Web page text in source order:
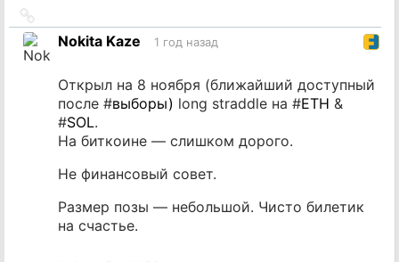
на
источник
Nokita Kaze 1 год назад
Открыл на 8 ноября (ближайший доступный
после #выборы) long straddle на #ETH &
#SOL.
На биткоине — слишком дорого.
Не финансовый совет.
Размер позы — небольшой. Чисто билетик
на счастье.